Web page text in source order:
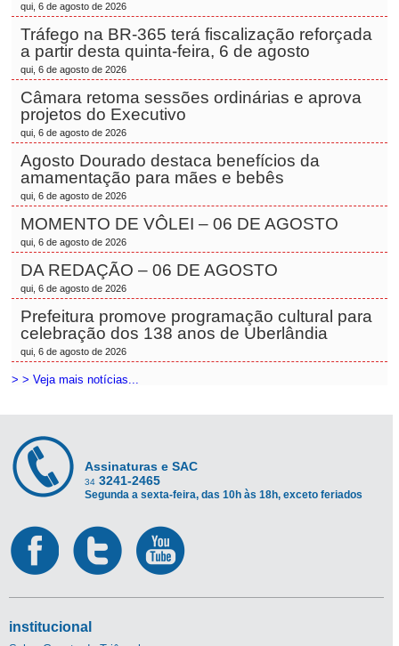
qui, 6 de agosto de 2026
Tráfego na BR-365 terá fiscalização reforçada
a partir desta quinta-feira, 6 de agosto
qui, 6 de agosto de 2026
Câmara retoma sessões ordinárias e aprova
projetos do Executivo
qui, 6 de agosto de 2026
Agosto Dourado destaca benefícios da
amamentação para mães e bebês
qui, 6 de agosto de 2026
MOMENTO DE VÔLEI – 06 DE AGOSTO
qui, 6 de agosto de 2026
DA REDAÇÃO – 06 DE AGOSTO
qui, 6 de agosto de 2026
Prefeitura promove programação cultural para
celebração dos 138 anos de Uberlândia
qui, 6 de agosto de 2026
> > Veja mais notícias...
Assinaturas e SAC
34 3241-2465
Segunda a sexta-feira, das 10h às 18h, exceto feriados
institucional